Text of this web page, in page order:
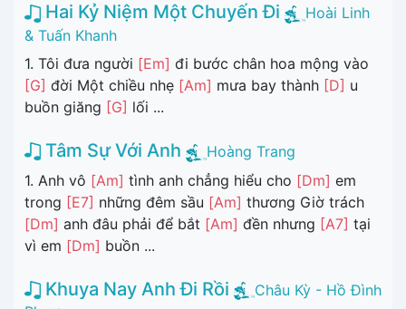
Hai Kỷ Niệm Một Chuyến Đi
Hoài Linh
& Tuấn Khanh
1. Tôi đưa người [Em] đi bước chân hoa mộng vào
[G] đời Một chiều nhẹ [Am] mưa bay thành [D] u
buồn giăng [G] lối ...
Tâm Sự Với Anh
Hoàng Trang
1. Anh vô [Am] tình anh chẳng hiểu cho [Dm] em
trong [E7] những đêm sầu [Am] thương Giờ trách
[Dm] anh đâu phải để bắt [Am] đền nhưng [A7] tại
vì em [Dm] buồn ...
Khuya Nay Anh Đi Rồi
Châu Kỳ - Hồ Đình